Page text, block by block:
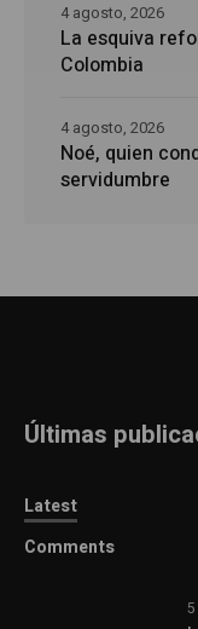
La esquiva
Colombia
4 agosto, 2026
Noé, quien
servidumbre
4 agosto, 2026
Últimas
Latest
Comments